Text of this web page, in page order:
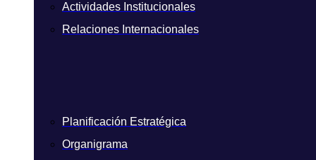
Actividades Institucionales
Relaciones Internacionales
Planificación Estratégica
Organigrama